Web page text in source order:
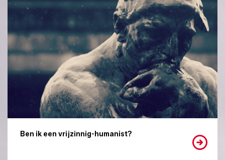
Ben ik een vrijzinnig-humanist?